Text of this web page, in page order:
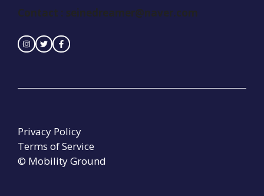
Contact : seinedreamer@naver.com
© Mobility Ground
Privacy Policy
Terms of Service